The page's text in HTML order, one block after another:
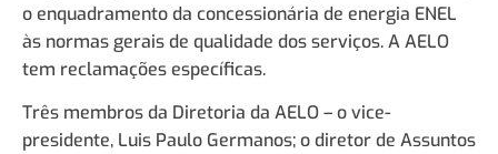
o enquadramento da concessionária de energia ENEL
às normas gerais de qualidade dos serviços. A AELO
tem reclamações específicas.
Três membros da Diretoria da AELO – o vice-
presidente, Luis Paulo Germanos; o diretor de Assuntos